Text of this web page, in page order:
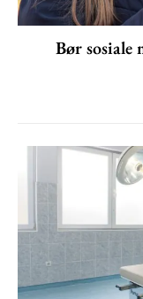
Bør sosiale